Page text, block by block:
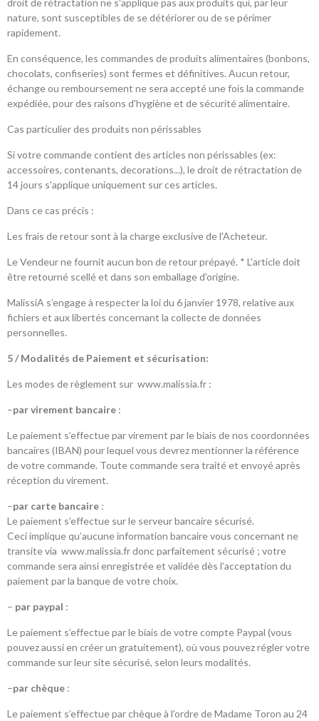
nature, sont susceptibles de se détériorer ou de se périmer
rapidement.
​En conséquence, les commandes de produits alimentaires (bonbons,
chocolats, confiseries) sont fermes et définitives. Aucun retour,
échange ou remboursement ne sera accepté une fois la commande
expédiée, pour des raisons d'hygiène et de sécurité alimentaire.
​Cas particulier des produits non périssables
Si votre commande contient des articles non périssables (ex:
accessoires, contenants, decorations...), le droit de rétractation de
14 jours s'applique uniquement sur ces articles.
Dans ce cas précis :
​Les frais de retour sont à la charge exclusive de l'Acheteur.
​Le Vendeur ne fournit aucun bon de retour prépayé. * L'article doit
être retourné scellé et dans son emballage d'origine.
MalissiA s’engage à respecter la loi du 6 janvier 1978, relative aux
fichiers et aux libertés concernant la collecte de données
personnelles.
5 / Modalités de Paiement et sécurisation:
Les modes de règlement sur www.malissia.fr :
–par virement bancaire :
Le paiement s’effectue par virement par le biais de nos coordonnées
bancaires (IBAN) pour lequel vous devrez mentionner la référence
de votre commande. Toute commande sera traité et envoyé après
réception du virement.
–par carte bancaire :
Le paiement s’effectue sur le serveur bancaire sécurisé.
Ceci implique qu’aucune information bancaire vous concernant ne
transite via www.malissia.fr donc parfaitement sécurisé ; votre
commande sera ainsi enregistrée et validée dès l’acceptation du
paiement par la banque de votre choix.
– par paypal :
Le paiement s’effectue par le biais de votre compte Paypal (vous
pouvez aussi en créer un gratuitement), où vous pouvez régler votre
commande sur leur site sécurisé, selon leurs modalités.
–par chèque :
Le paiement s’effectue par chèque à l’ordre de Madame Toron au 24